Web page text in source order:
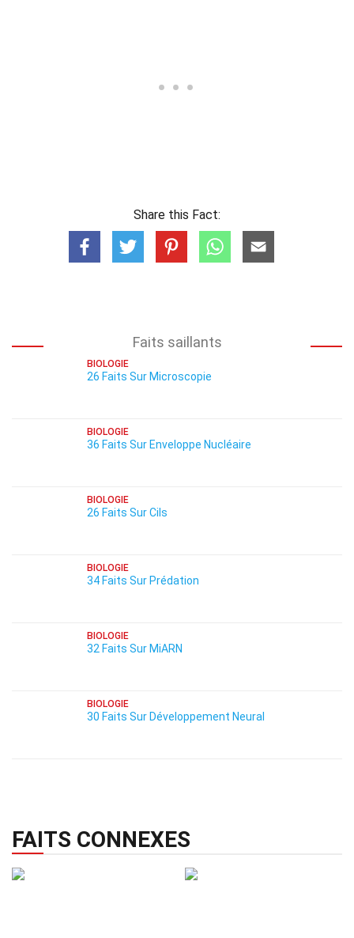
Share this Fact:
Faits saillants
BIOLOGIE
26 Faits Sur Microscopie
BIOLOGIE
36 Faits Sur Enveloppe Nucléaire
BIOLOGIE
26 Faits Sur Cils
BIOLOGIE
34 Faits Sur Prédation
BIOLOGIE
32 Faits Sur MiARN
BIOLOGIE
30 Faits Sur Développement Neural
FAITS CONNEXES